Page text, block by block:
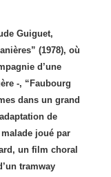
Guiguet,
(1978), où
d’une
-, “Faubourg
dans un grand
de
joué par
un film choral
tramway